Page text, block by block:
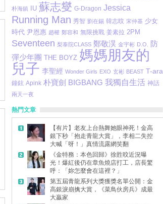
朴海鎮 IU 蘇志燮 G-Dragon Jessica
Running Man 秀智 劉在錫 韓志旼 宋仲基 少女
時代 尹恩惠 趙權 鄭容和 無限挑戰 姜素拉 2PM
Seventeen 梨泰院CLASS 鄭敬淏 金宇彬 D.O.
防
彈少年團 THE BOYZ 媽媽朋友的
兒子 李聖經 Wonder Girls EXO 玄彬 BEAST T-ara
鐘鉉 Apink 朴寶劍 BIGBANG 我獨自生活 神話
兩天一夜
熱門文章
【有片】老友上台熱舞她眼神死！金高
銀下秒「抱走青龍大賞」，李相二失控
大喊「呀！」真情流露網笑翻
《金特務：本色回歸》徐貹旼近況曝
光！爆紅後仍在章魚燒店打工，店長驚
呼：「妳怎麼會在這裡？」
第五屆青龍系列大獎獲獎名單公開：金
高銀淚崩擒大賞，《菜鳥伙房兵》成最
大贏家